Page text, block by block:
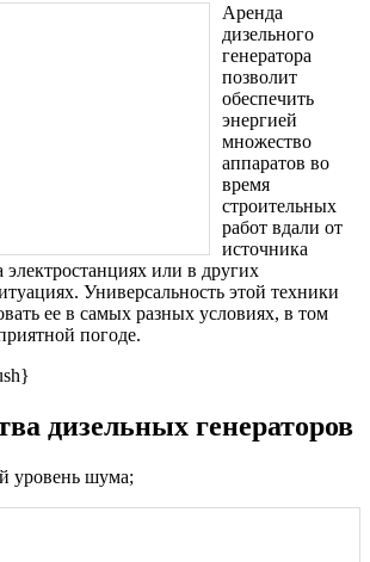
Аренда
дизельного
генератора
позволит
обеспечить
энергией
множество
аппаратов во
время
строительных
работ вдали от
источника
или в других
Универсальность этой техники
ее в самых разных условиях, в том
погоде.
дизельных генераторов
уровень шума;